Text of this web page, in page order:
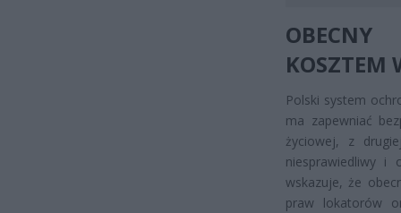
KOSZTEM
Polski system
ma zapewniać
życiowej, z
niesprawiedliwy i
wskazuje, że
praw lokatorów